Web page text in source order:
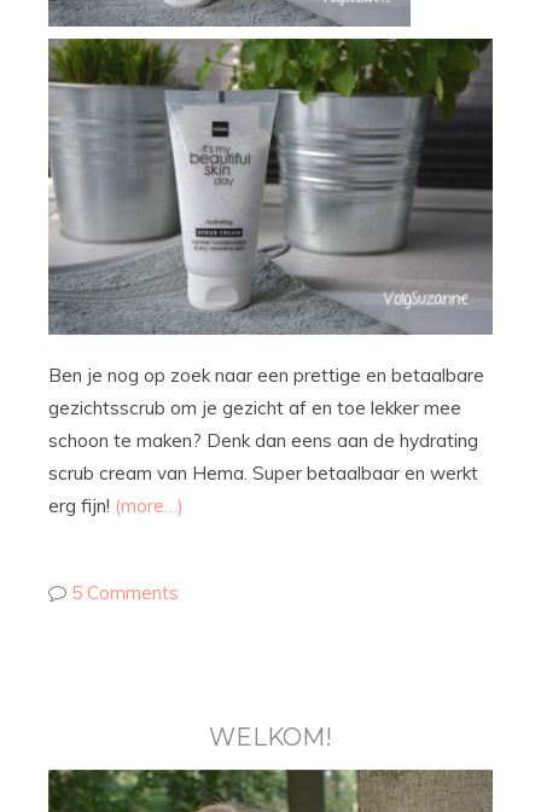
Ben je nog op zoek naar een prettige en betaalbare
gezichtsscrub om je gezicht af en toe lekker mee
schoon te maken? Denk dan eens aan de hydrating
scrub cream van Hema. Super betaalbaar en werkt
erg fijn! (more…)
5 Comments
WELKOM!